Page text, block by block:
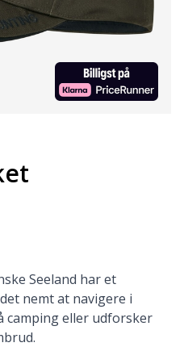
Seeland har et
nemt at navigere i
camping eller udforsker